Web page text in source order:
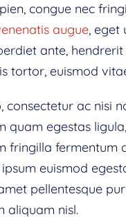
congue nec
augue, eget
ante,
tortor, euismod
consectetur ac nisi
quam egestas
fringilla fermentum
euismod
pellentesque
aliquam nisl.